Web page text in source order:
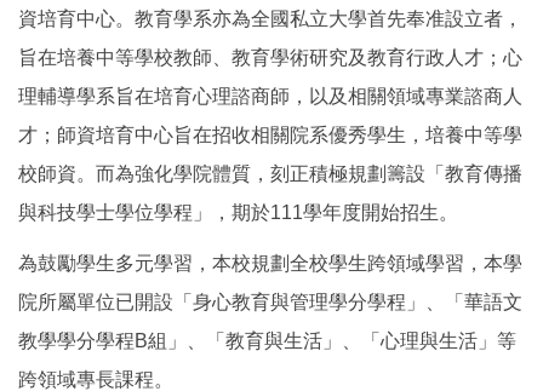
資培育中心。教育學系亦為全國私立大學首先奉准設立者，
旨在培養中等學校教師、教育學術研究及教育行政人才；心
理輔導學系旨在培育心理諮商師，以及相關領域專業諮商人
才；師資培育中心旨在招收相關院系優秀學生，培養中等學
校師資。而為強化學院體質，刻正積極規劃籌設「教育傳播
與科技學士學位學程」，期於111學年度開始招生。
為鼓勵學生多元學習，本校規劃全校學生跨領域學習，本學
院所屬單位已開設「身心教育與管理學分學程」、「華語文
教學學分學程B組」、「教育與生活」、「心理與生活」等
跨領域專長課程。